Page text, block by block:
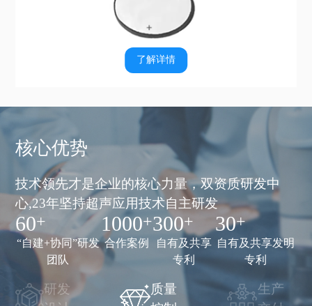
了解详情
核心优势
技术领先才是企业的核心力量，双资质研发中
心,23年坚持超声应用技术自主研发
60
“自建+协同”研发
团队
1000
合作案例
300
自有及共享
专利
30
自有及共享发明
专利
研发
质量
生产